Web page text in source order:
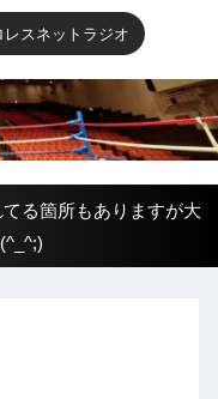
スネットラジオ
る箇所もありますが大